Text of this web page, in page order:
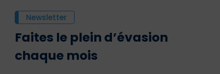
Newsletter
Faites le plein d’évasion
chaque mois